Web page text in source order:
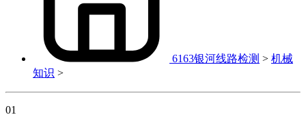
6163银河线路检测 > 机械
知识 >
01